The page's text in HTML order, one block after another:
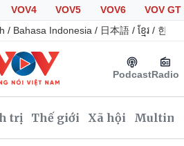
VOV4 VOV5 VOV6
VOV GT
/ Bahasa Indonesia / 日本語 / ខ្មែរ / 한국
PodcastRadio
trị Thế giới Xã hội